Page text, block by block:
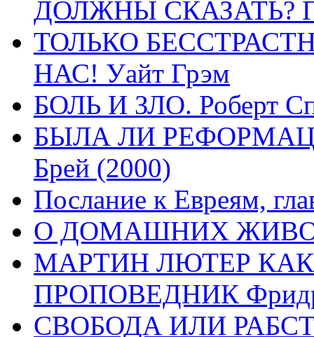
ДОЛЖНЫ СКАЗАТЬ?
ТОЛЬКО
НАС! Уайт Грэм
БОЛЬ И ЗЛО. Роберт
БЫЛА ЛИ
Брей (2000)
Послание к Евреям,
О ДОМАШНИХ
МАРТИН ЛЮТЕР
ПРОПОВЕДНИК
СВОБОДА ИЛИ